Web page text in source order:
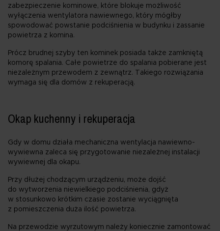
zabezpieczenie kominowe, które blokuje możliwość
wyłączenia wentylatora nawiewnego, który mógłby
spowodować powstanie podciśnienia w budynku i zassanie
powietrza z komina.
Prócz brudnej szyby ten kominek posiada także zamkniętą
komorę spalania. Całe powietrze do spalania pobierane jest
niezależnym przewodem z zewnątrz. Takiego rozwiązania
wymaga się dla domów z rekuperacją.
Okap kuchenny i rekuperacja
Gdy w domu działa mechaniczna wentylacja nawiewno-
wywiewna zaleca się przygotowanie niezależnej instalacji
wywiewnej dla okapu.
Przy dłużej chodzącym urządzeniu, może dojść
do wytworzenia niewielkiego podciśnienia, gdyż
w stosunkowo krótkim czasie zostanie wyciągnięta
z pomieszczenia duża ilość powietrza.
Na przewodzie wyrzutowym należy koniecznie zamontować